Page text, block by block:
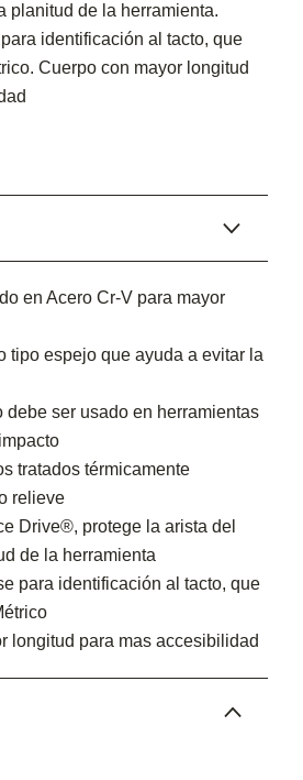
planitud de la herramienta.
identificación al tacto, que
Cuerpo con mayor longitud
en Acero Cr-V para mayor
tipo espejo que ayuda a evitar la
debe ser usado en herramientas
tratados térmicamente
relieve
Drive®, protege la arista del
de la herramienta
para identificación al tacto, que
longitud para mas accesibilidad